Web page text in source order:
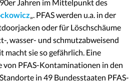
Jahren im Mittelpunkt des
„. PFAS werden u.a. in der
oder für Löschschäume
, wasser- und schmutzabweisend
macht sie so gefährlich. Eine
von PFAS-Kontaminationen in den
in 49 Bundesstaaten PFAS-